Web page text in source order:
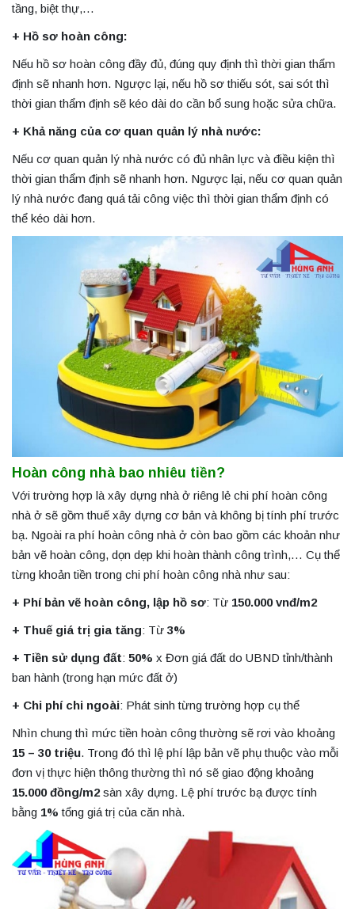
tầng, biệt thự,…
+ Hồ sơ hoàn công:
Nếu hồ sơ hoàn công đầy đủ, đúng quy định thì thời gian thẩm
định sẽ nhanh hơn. Ngược lại, nếu hồ sơ thiếu sót, sai sót thì
thời gian thẩm định sẽ kéo dài do cần bổ sung hoặc sửa chữa.
+ Khả năng của cơ quan quản lý nhà nước:
Nếu cơ quan quản lý nhà nước có đủ nhân lực và điều kiện thì
thời gian thẩm định sẽ nhanh hơn. Ngược lại, nếu cơ quan quản
lý nhà nước đang quá tải công việc thì thời gian thẩm định có
thể kéo dài hơn.
Hoàn công nhà bao nhiêu tiền?
Với trường hợp là xây dựng nhà ở riêng lẻ chi phí hoàn công
nhà ở sẽ gồm thuế xây dựng cơ bản và không bị tính phí trước
bạ. Ngoài ra phí hoàn công nhà ở còn bao gồm các khoản như
bản vẽ hoàn công, dọn dẹp khi hoàn thành công trình,… Cụ thể
từng khoản tiền trong chi phí hoàn công nhà như sau:
+ Phí bản vẽ hoàn công, lập hồ sơ: Từ 150.000 vnđ/m2
+ Thuế giá trị gia tăng: Từ 3%
+ Tiền sử dụng đất: 50% x Đơn giá đất do UBND tỉnh/thành
ban hành (trong hạn mức đất ở)
+ Chi phí chi ngoài: Phát sinh từng trường hợp cụ thể
Nhìn chung thì mức tiền hoàn công thường sẽ rơi vào khoảng
15 – 30 triệu. Trong đó thì lệ phí lập bản vẽ phụ thuộc vào mỗi
đơn vị thực hiện thông thường thì nó sẽ giao động khoảng
15.000 đồng/m2 sàn xây dựng. Lệ phí trước bạ được tính
bằng 1% tổng giá trị của căn nhà.